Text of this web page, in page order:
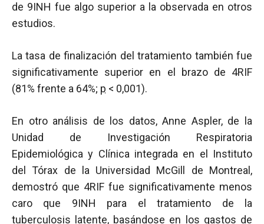
de 9INH fue algo superior a la observada en otros
estudios.
La tasa de finalización del tratamiento también fue
significativamente superior en el brazo de 4RIF
(81% frente a 64%; p < 0,001).
En otro análisis de los datos, Anne Aspler, de la
Unidad de Investigación Respiratoria
Epidemiológica y Clínica integrada en el Instituto
del Tórax de la Universidad McGill de Montreal,
demostró que 4RIF fue significativamente menos
caro que 9INH para el tratamiento de la
tuberculosis latente, basándose en los gastos de